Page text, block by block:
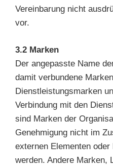
Vereinbarung nicht
vor.
3.2 Marken
Der angepasste Name
damit verbundene
Dienstleistungsmarken
Verbindung mit den
sind Marken der
Genehmigung nicht im
externen Elementen
werden. Andere Marken,